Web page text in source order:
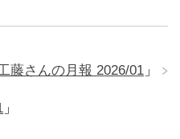
藤さんの月報 2026/01 」
」